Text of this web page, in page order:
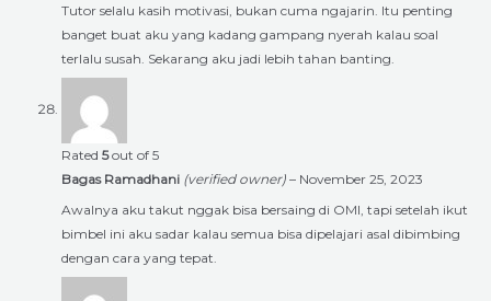
Tutor selalu kasih motivasi, bukan cuma ngajarin. Itu penting
banget buat aku yang kadang gampang nyerah kalau soal
terlalu susah. Sekarang aku jadi lebih tahan banting.
Rated 5out of 5
Bagas Ramadhani (verified owner) – November 25, 2023
Awalnya aku takut nggak bisa bersaing di OMI, tapi setelah ikut
bimbel ini aku sadar kalau semua bisa dipelajari asal dibimbing
dengan cara yang tepat.